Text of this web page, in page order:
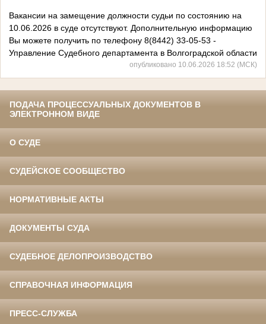
Вакансии на замещение должности судьи по состоянию на
10.06.2026 в суде отсутствуют. Дополнительную информацию
Вы можете получить по телефону 8(8442) 33-05-53 -
Управление Судебного департамента в Волгоградской области
опубликовано 10.06.2026 18:52 (МСК)
ПОДАЧА ПРОЦЕССУАЛЬНЫХ ДОКУМЕНТОВ В
ЭЛЕКТРОННОМ ВИДЕ
О СУДЕ
СУДЕЙСКОЕ СООБЩЕСТВО
НОРМАТИВНЫЕ АКТЫ
ДОКУМЕНТЫ СУДА
СУДЕБНОЕ ДЕЛОПРОИЗВОДСТВО
СПРАВОЧНАЯ ИНФОРМАЦИЯ
ПРЕСС-СЛУЖБА